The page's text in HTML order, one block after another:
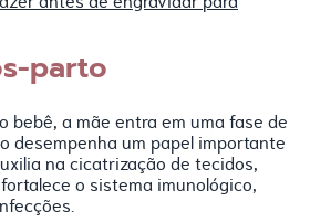
parto
bebê, a mãe entra em uma fase de
desempenha um papel importante
na cicatrização de tecidos,
o sistema imunológico,